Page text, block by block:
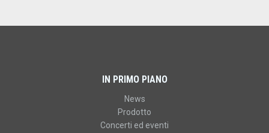
IN PRIMO PIANO
News
Prodotto
Concerti ed eventi